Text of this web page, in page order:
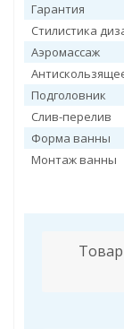
Гарантия
Стилистика
Аэромассаж
Подголовник
Слив-перелив
Форма ванны
Монтаж ванны
Товар